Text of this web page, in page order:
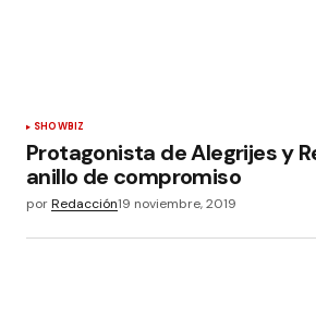
SHOWBIZ
Protagonista de Alegrijes y
anillo de compromiso
porRedacción19 noviembre, 2019